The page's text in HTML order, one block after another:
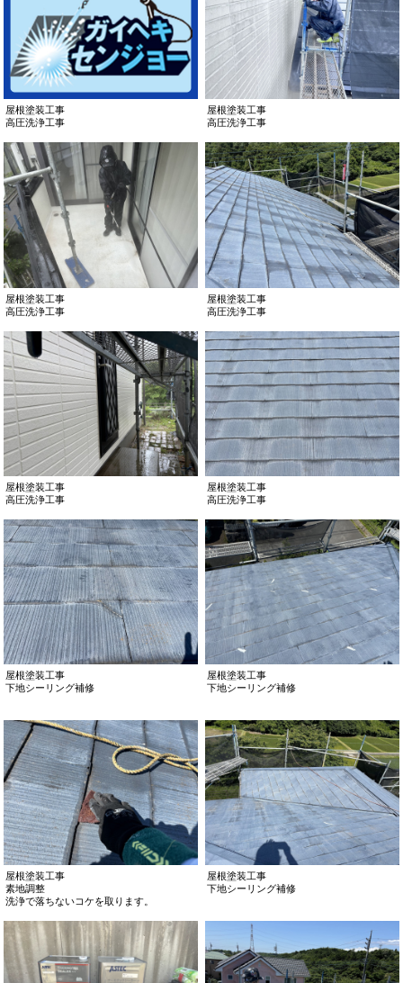
屋根塗装工事
高圧洗浄工事
屋根塗装工事
高圧洗浄工事
屋根塗装工事
高圧洗浄工事
屋根塗装工事
高圧洗浄工事
屋根塗装工事
高圧洗浄工事
屋根塗装工事
高圧洗浄工事
屋根塗装工事
下地シーリング補修
屋根塗装工事
下地シーリング補修
屋根塗装工事
素地調整
洗浄で落ちないコケを取ります。
屋根塗装工事
下地シーリング補修